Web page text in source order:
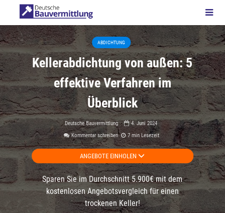
ABDICHTUNG
Kellerabdichtung von außen: 5
effektive Verfahren im
Überblick
Deutsche Bauvermittlung
4. Juni 2024
Kommentar schreiben
7 min Lesezeit
ANGEBOTE EINHOLEN
Sparen Sie im Durchschnitt 5.900€ mit dem
kostenlosen Angebotsvergleich für einen
trockenen Keller!